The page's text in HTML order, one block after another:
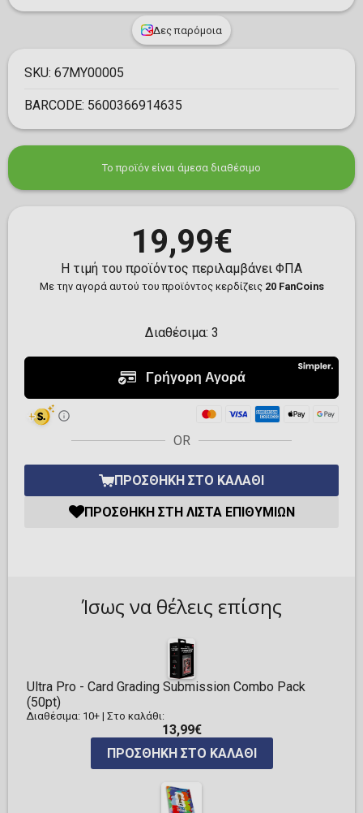
Δες παρόμοια
SKU: 67MY00005
BARCODE: 5600366914635
Το προϊόν είναι άμεσα διαθέσιμο
19,99€
Η τιμή του προϊόντος περιλαμβάνει ΦΠΑ
Με την αγορά αυτού του προϊόντος κερδίζεις 20 FanCoins
Διαθέσιμα: 3
OR
ΠΡΟΣΘΉΚΗ ΣΤΟ ΚΑΛΆΘΙ
ΠΡΟΣΘΉΚΗ ΣΤΗ ΛΊΣΤΑ ΕΠΙΘΥΜΙΏΝ
Ίσως να θέλεις επίσης
Ultra Pro - Card Grading Submission Combo Pack
(50pt)
Διαθέσιμα: 10+ | Στο καλάθι:
13,99€
ΠΡΟΣΘΉΚΗ ΣΤΟ ΚΑΛΆΘΙ